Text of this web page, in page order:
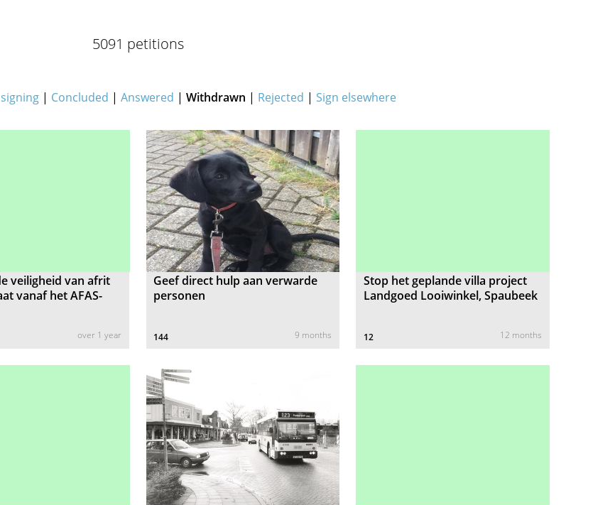
5091 petitions
| Concluded | Answered | Withdrawn | Rejected | Sign elsewhere
veiligheid van afrit
vanaf het AFAS-
over 1 year
Geef direct hulp aan verwarde
personen
144 9 months
Stop het geplande villa project
Landgoed Looiwinkel, Spaubeek
12 12 months